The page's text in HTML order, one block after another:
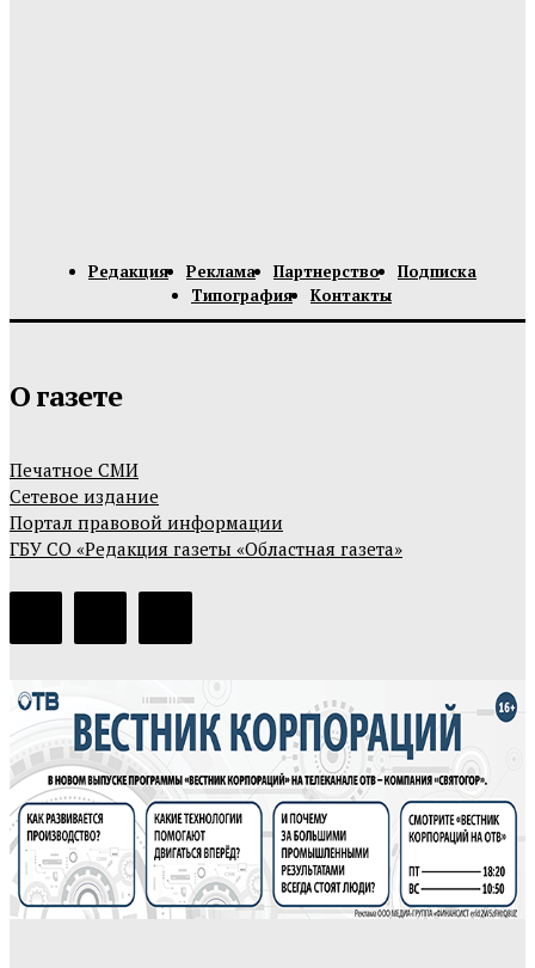
Редакция Реклама Партнерство
Подписка
Типография
Контакты
О газете
Печатное СМИ
Сетевое издание
Портал правовой информации
ГБУ СО «Редакция газеты «Областная газета»